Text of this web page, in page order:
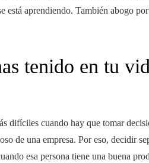
está aprendiendo. También abogo
tenido en tu
difíciles cuando hay que tomar
de una empresa. Por eso, decidir
esa persona tiene una buena